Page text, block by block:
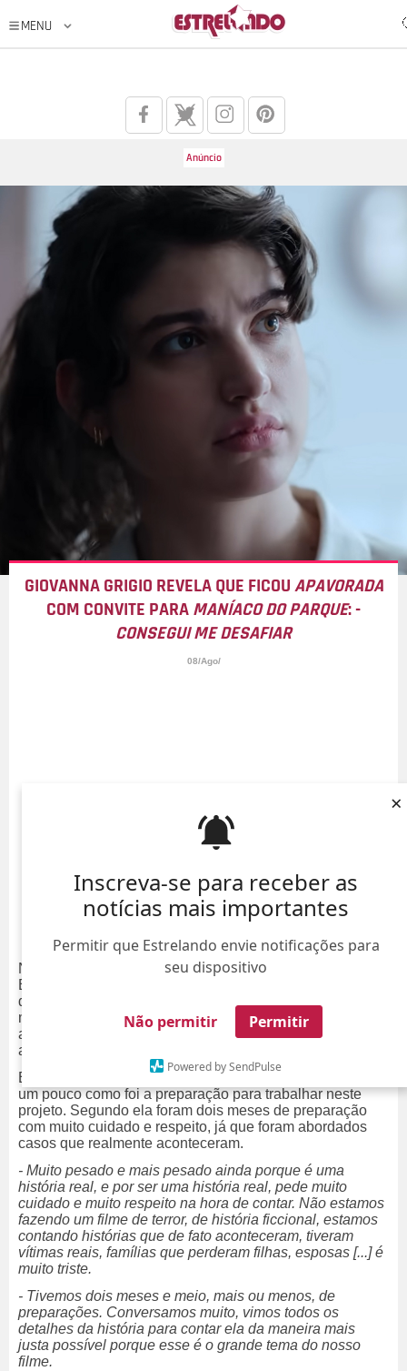
Inscreva-se para receber as
notícias mais importantes
Permitir que Estrelando envie notificações para
seu dispositivo
Não permitir Permitir
Powered by SendPulse
×
GIOVANNA GRIGIO REVELA QUE FICOUAPAVORADA
COM CONVITE PARAMANÍACO DO PARQUE: -
CONSEGUI ME DESAFIAR
08/Ago/
No dia 18 de outubro, o público conheceu a jornalista
Elena, personagem de Giovanna Grigio no filme Maníaco
do Parque, disponível no
metragem dirigido por Maurício Eça e protagonizado pela
atriz e por Silvero Pereira, conta a história real do
assassino que marcou o Brasil na década de 90.
Em conversa com o ESTRELANDO
um pouco como foi a preparação para trabalhar neste
projeto. Segundo ela foram dois meses de preparação
com muito cuidado e respeito, já que foram abordados
casos que realmente aconteceram.
- Muito pesado e mais pesado ainda porque é uma
história real, e por ser uma história real, pede muito
cuidado e muito respeito na hora de contar. Não estamos
fazendo um filme de terror, de história ficcional, estamos
contando histórias que de fato aconteceram, tiveram
vítimas reais, famílias que perderam filhas, esposas [...] é
muito triste.
- Tivemos dois meses e meio, mais ou menos, de
preparações. Conversamos muito, vimos todos os
detalhes da história para contar ela da maneira mais
justa possível porque esse é o grande tema do nosso
filme.